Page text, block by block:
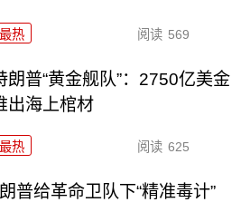
最热 阅读 569
朗普“黄金舰队”：2750亿美金
出海上棺材
最热 阅读 625
普给革命卫队下“精准毒计”